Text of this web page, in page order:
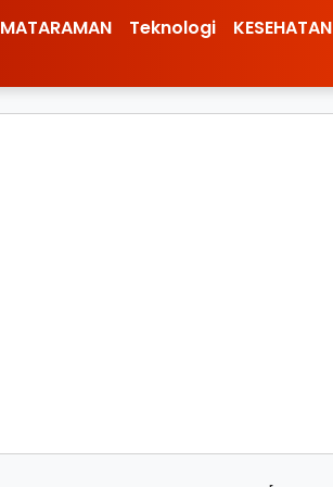
MATARAMAN Teknologi KESEHATAN